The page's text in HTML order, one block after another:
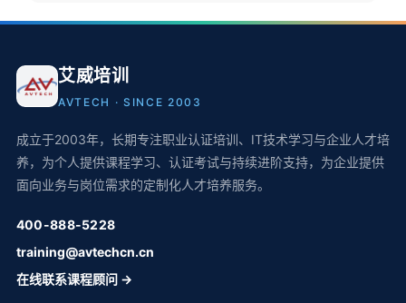
艾威培训
AVTECH · SINCE 2003
成立于2003年，长期专注职业认证培训、IT技术学习与企业人才培
养，为个人提供课程学习、认证考试与持续进阶支持，为企业提供
面向业务与岗位需求的定制化人才培养服务。
400-888-5228
training@avtechcn.cn
在线联系课程顾问 →